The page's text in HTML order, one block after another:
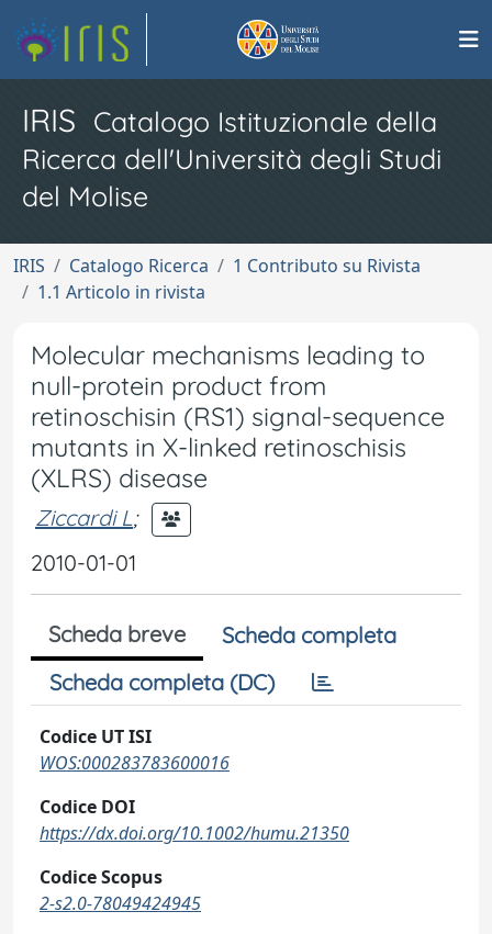
IRIS Catalogo Istituzionale della
Ricerca dell'Università degli Studi
del Molise
IRIS Catalogo Ricerca
1 Contributo su Rivista
1.1 Articolo in rivista
Molecular mechanisms leading to
null-protein product from
retinoschisin (RS1) signal-sequence
mutants in X-linked retinoschisis
(XLRS) disease
Ziccardi L;
2010-01-01
Scheda breve
Scheda completa
Scheda completa (DC)
Codice UT ISI
WOS:000283783600016
Codice DOI
https://dx.doi.org/10.1002/humu.21350
Codice Scopus
2-s2.0-78049424945